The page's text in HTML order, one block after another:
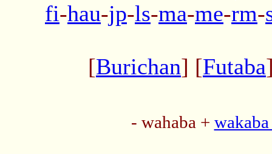
fi-hau-jp-ls-ma-me-rm-
[Burichan] [Futaba
- wahaba +